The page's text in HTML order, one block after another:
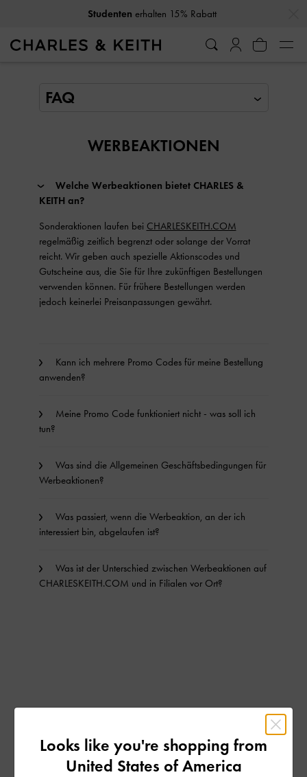
Studenten erhalten 15% Rabatt
FAQ
WERBEAKTIONEN
Welche Werbeaktionen bietet CHARLES &
KEITH an?
Sonderaktionen laufen bei CHARLESKEITH.COM
regelmäßig zeitlich begrenzt oder solange der Vorrat
reicht. Wir geben auch spezielle Aktionscodes und
Gutscheine aus, die Sie für Ihre zukünftigen Bestellungen
verwenden können. Für frühere Bestellungen werden
jedoch keinerlei Preisanpassungen gewährt.
Kann ich mehrere Promo Codes für meine Bestellung
anwenden?
Meine Promo Code funktioniert nicht - was soll ich
tun?
Was sind die Allgemeinen Geschäftsbedingungen für
Werbeaktionen?
Was passiert, wenn die Werbeaktion, an der ich
interessiert bin, abgelaufen ist?
Was ist der Unterschied zwischen Werbeaktionen auf
CHARLESKEITH.COM und in Filialen vor Ort?
Looks like you're shopping from
United States of America